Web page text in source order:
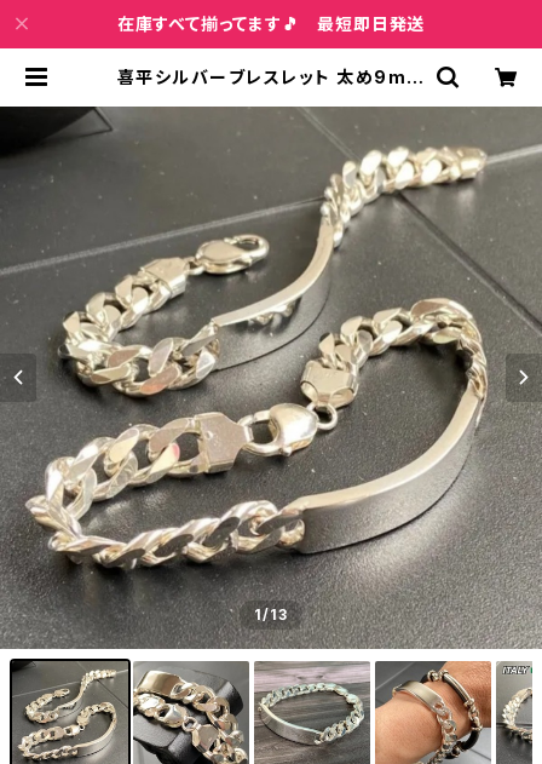
在庫すべて揃ってます🎵 最短即日発送
喜平シルバーブレスレット 太め9mm
タリア製 メンズブレスレット | インポ
ートファッション＆ジュエリー Wish
1/13